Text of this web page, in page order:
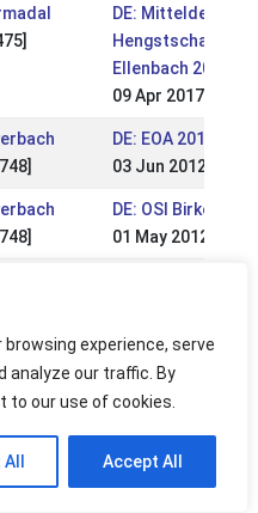
experience, serve
analyze our traffic. By
to our use of cookies.
Accept All
DE:
Hengstschau &
Ellenbach 2017
09 Apr 2017
DE: EOA 2012
03 Jun 2012
DE: OSI Birkenhof
01 May 2012
Event
02 Jul 2017